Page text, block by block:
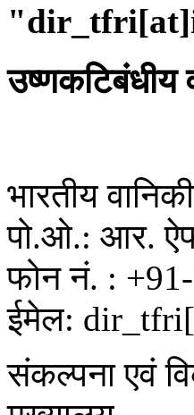
भारतीय
पो.ओ.: आर.
फोन नं. :
ईमेल:
संकल्पना एवं